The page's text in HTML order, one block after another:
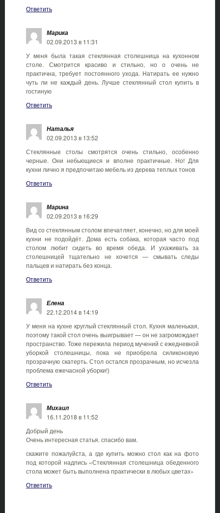
Ответить
Марика
02.09.2013 в 11:31
У меня была такая стеклянная столешница на кухонном
столе. Смотрится красиво и стильно, но о очень не
практична, требует постоянного ухода. Натирать ее нужно
чуть ли не каждый день. Лучше стеклянный стол купить в
гостиную
Ответить
Наталья
02.09.2013 в 13:52
Стеклянные столы смотрятся очень стильно, особенно
черные. Они небьющиеся и вполне практичные. Но! Для
кухни лично я предпочитаю мебель из дерева теплых тонов
Ответить
Марина
02.09.2013 в 16:29
Вид со стеклянным столом впечатляет, конечно, но для моей
кухни не подойдёт. Дома есть собака, которая часто под
столом любит сидеть во время обеда. И ухаживать за
столешницей тщательно не хочется — смывать следы
пальцев и натирать без конца.
Ответить
Елена
22.12.2014 в 14:19
У меня на кухне круглый стеклянный стол. Кухня маленькая,
поэтому такой стол очень выигрывает — он не загромождает
пространство. Тоже пережила период мучений с ежедневной
уборкой столешницы, пока не приобрела силиконовую
прозрачную скатерть. Стол остался прозрачным, но исчезла
проблема ежечасной уборки!)
Ответить
Михаил
16.11.2018 в 11:52
Добрый день
Очень интересная статья. спасибо вам.
скажите пожалуйста, а где купить можно стол как на фото
под которой надпись «Стеклянная столешница обеденного
стола может быть выполнена практически в любых цветах»
Ответить